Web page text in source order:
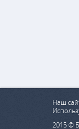
Наш
2015 ©